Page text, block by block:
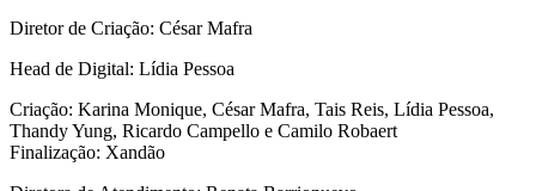
Diretor de Criação: César Mafra
Head de Digital: Lídia Pessoa
Criação: Karina Monique, César Mafra, Tais Reis, Lídia Pessoa,
Thandy Yung, Ricardo Campello e Camilo Robaert
Finalização: Xandão